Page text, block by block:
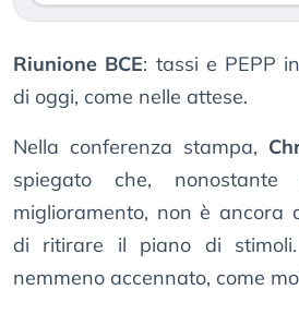
Riunione BCE: tassi e PEPP
di oggi, come nelle attese.
Nella conferenza stampa,
spiegato che,
miglioramento, non è ancora
di ritirare il piano di stimoli.
nemmeno accennato, come